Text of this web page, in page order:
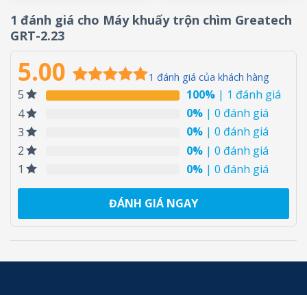
5 sao
5 sao
1 đánh giá cho Máy khuấy trộn chìm Greatech
GRT-2.23
5.00 1 đánh giá của khách hàng
5 100% | 1 đánh giá
4
0% | 0 đánh giá
3
0% | 0 đánh giá
2
0% | 0 đánh giá
1
0% | 0 đánh giá
ĐÁNH GIÁ NGAY